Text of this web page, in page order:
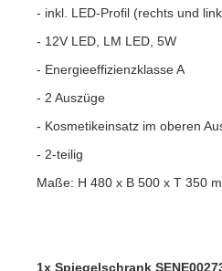
- inkl. LED-Profil (rechts und
- 12V LED, LM LED, 5W
- Energieeffizienzklasse A
- 2 Auszüge
- Kosmetikeinsatz im oberen
- 2-teilig
Maße: H 480 x B 500 x T 350
1x Spiegelschrank